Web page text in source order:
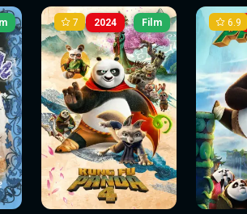
2024
Sledovat
nyní
7 Film
Sledovat nyní
nyní
6.9